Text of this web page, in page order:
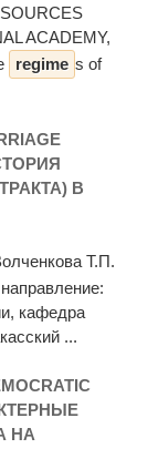
ACADEMY,
regime s of
В
Т.П.
кафедра
...
НА